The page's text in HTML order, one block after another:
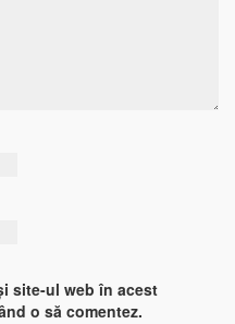
site-ul web în acest
o să comentez.